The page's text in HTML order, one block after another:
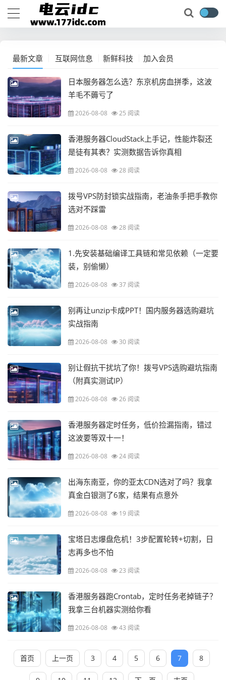
最新文章 互联网信息 新鲜科技 加入会员
日本服务器怎么选？东京机房血拼季，这波
羊毛不薅亏了
2026-08-08 25 阅读
香港服务器CloudStack上手记，性能炸裂还
是徒有其表？实测数据告诉你真相
2026-08-08 28 阅读
拨号VPS防封锁实战指南，老油条手把手教你
选对不踩雷
2026-08-08 28 阅读
1.先安装基础编译工具链和常见依赖（一定要
装，别偷懒）
2026-08-08 37 阅读
别再让unzip卡成PPT！国内服务器选购避坑
实战指南
2026-08-08 30 阅读
别让假抗干扰坑了你！拨号VPS选购避坑指南
（附真实测试IP）
2026-08-08 26 阅读
香港服务器定时任务，低价捡漏指南，错过
这波要等双十一！
2026-08-08 24 阅读
出海东南亚，你的亚太CDN选对了吗？我拿
真金白银测了6家，结果有点意外
2026-08-08 19 阅读
宝塔日志爆盘危机！3步配置轮转+切割，日
志再多也不怕
2026-08-08 23 阅读
香港服务器跑Crontab，定时任务老掉链子？
我拿三台机器实测给你看
2026-08-08 43 阅读
首页 上一页 3 4 5 6 7 8